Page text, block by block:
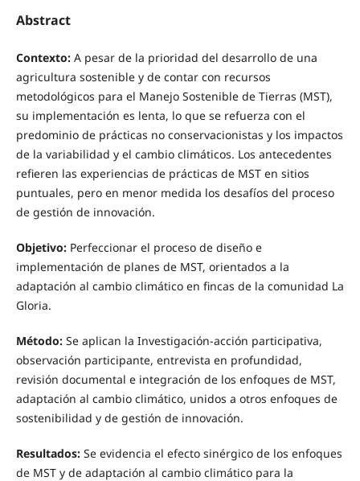
Abstract
Contexto: A pesar de la prioridad del desarrollo de una
agricultura sostenible y de contar con recursos
metodológicos para el Manejo Sostenible de Tierras (MST),
su implementación es lenta, lo que se refuerza con el
predominio de prácticas no conservacionistas y los impactos
de la variabilidad y el cambio climáticos. Los antecedentes
refieren las experiencias de prácticas de MST en sitios
puntuales, pero en menor medida los desafíos del proceso
de gestión de innovación.
Objetivo:Perfeccionar el proceso de diseño e
implementación de planes de MST, orientados a la
adaptación al cambio climático en fincas de la comunidad La
Gloria.
Método: Se aplican la Investigación-acción participativa,
observación participante, entrevista en profundidad,
revisión documental e integración de los enfoques de MST,
adaptación al cambio climático, unidos a otros enfoques de
sostenibilidad y de gestión de innovación.
Resultados:Se evidencia el efecto sinérgico de los enfoques
de MST y de adaptación al cambio climático para la